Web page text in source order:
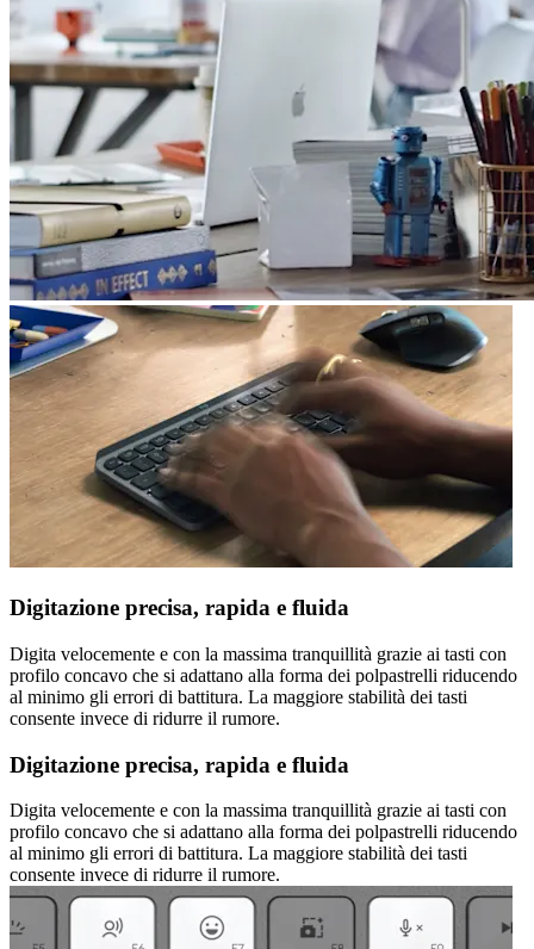
Digitazione precisa, rapida e fluida
Digita velocemente e con la massima tranquillità grazie ai tasti con
profilo concavo che si adattano alla forma dei polpastrelli riducendo
al minimo gli errori di battitura. La maggiore stabilità dei tasti
consente invece di ridurre il rumore.
Digitazione precisa, rapida e fluida
Digita velocemente e con la massima tranquillità grazie ai tasti con
profilo concavo che si adattano alla forma dei polpastrelli riducendo
al minimo gli errori di battitura. La maggiore stabilità dei tasti
consente invece di ridurre il rumore.